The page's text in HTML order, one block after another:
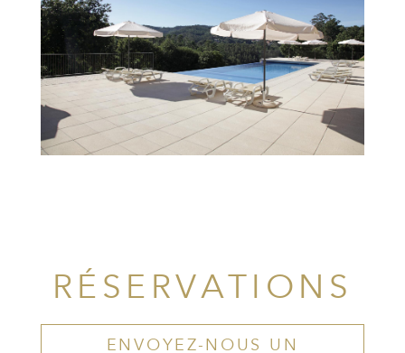
RÉSERVATIONS
ENVOYEZ-NOUS UN